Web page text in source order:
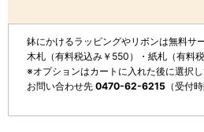
鉢にかけるラッピングやリボンは無料サ
木札（有料税込み￥550）・紙札（有料
※オプションはカートに入れた後に選択
お問い合わせ先 0470-62-6215 （受付